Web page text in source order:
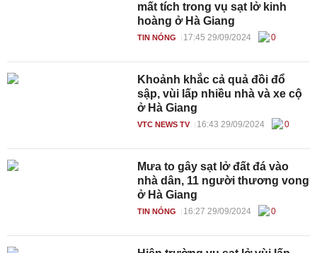
mất tích trong vụ sạt lở kinh
hoàng ở Hà Giang
TIN NÓNG 17:45 29/09/2024 0
Khoảnh khắc cả quả đồi đổ
sập, vùi lấp nhiều nhà và xe cộ
ở Hà Giang
VTC NEWS TV 16:43 29/09/2024 0
Mưa to gây sạt lở đất đá vào
nhà dân, 11 người thương vong
ở Hà Giang
TIN NÓNG 16:27 29/09/2024 0